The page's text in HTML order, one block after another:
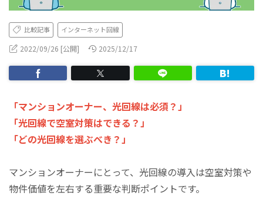
比較記事 インターネット回線
2022/09/26 [公開] 2025/12/17
「マンションオーナー、光回線は必須？」
「光回線で空室対策はできる？」
「どの光回線を選ぶべき？」
マンションオーナーにとって、光回線の導入は空室対策や
物件価値を左右する重要な判断ポイントです。